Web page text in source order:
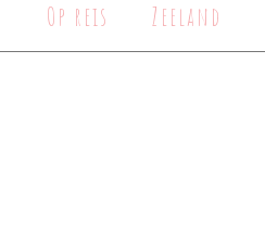
Op reis Zeeland